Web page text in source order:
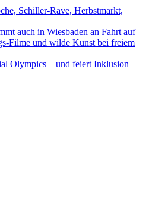
Schiller-Rave, Herbstmarkt,
auch in Wiesbaden an Fahrt auf
Filme und wilde Kunst bei freiem
Olympics – und feiert Inklusion